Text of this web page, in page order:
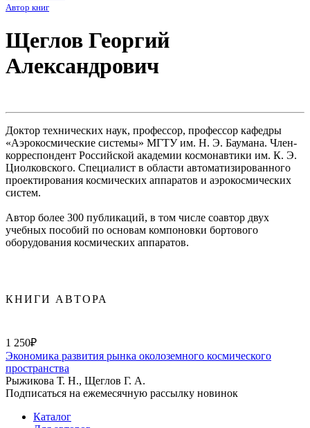
Автор книг
Щеглов Георгий
Александрович
Доктор технических наук, профессор, профессор кафедры
«Аэрокосмические системы» МГТУ им. Н. Э. Баумана. Член-
корреспондент Российской академии космонавтики им. К. Э.
Циолковского. Специалист в области автоматизированного
проектирования космических аппаратов и аэрокосмических
систем.
Автор более 300 публикаций, в том числе соавтор двух
учебных пособий по основам компоновки бортового
оборудования космических аппаратов.
КНИГИ АВТОРА
1 250₽
Экономика развития рынка околоземного космического
пространства
Рыжикова Т. Н., Щеглов Г. А.
Подписаться на ежемесячную рассылку новинок
Каталог